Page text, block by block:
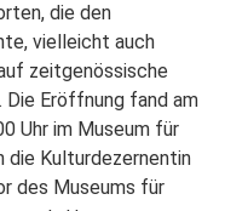
die den
vielleicht auch
zeitgenössische
Eröffnung fand am
Uhr im Museum für
die Kulturdezernentin
des Museums für